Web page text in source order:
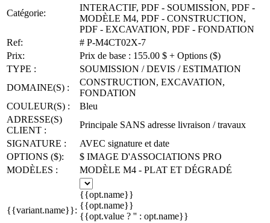
Catégorie:
INTERACTIF, PDF - SOUMISSION, PDF -
MODÈLE M4, PDF - CONSTRUCTION,
PDF - EXCAVATION, PDF - FONDATION
Ref:
# P-M4CT02X-7
Prix:
Prix de base : 155.00 $ + Options ($)
TYPE :
SOUMISSION / DEVIS / ESTIMATION
DOMAINE(S) :
CONSTRUCTION, EXCAVATION,
FONDATION
COULEUR(S) :
Bleu
ADRESSE(S)
CLIENT :
Principale SANS adresse livraison / travaux
SIGNATURE :
AVEC signature et date
OPTIONS ($):
$ IMAGE D'ASSOCIATIONS PRO
MODÈLES :
MODÈLE M4 - PLAT ET DÉGRADÉ
{{variant.name}}:
{{opt.name}}
{{opt.name}}
{{opt.value ? '' : opt.name}}